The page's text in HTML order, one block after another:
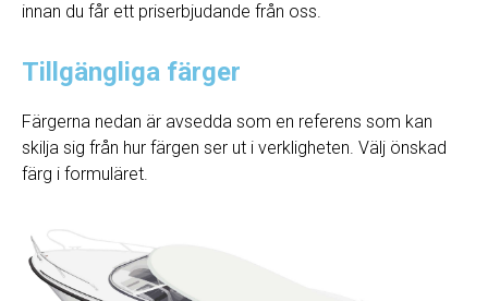
innan du får ett priserbjudande från oss.
Tillgängliga färger
Färgerna nedan är avsedda som en referens som kan
skilja sig från hur färgen ser ut i verkligheten. Välj önskad
färg i formuläret.